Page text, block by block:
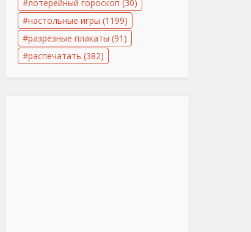
лотерейный гороскоп (30)
настольные игры (1199)
разрезные плакаты (91)
распечатать (382)